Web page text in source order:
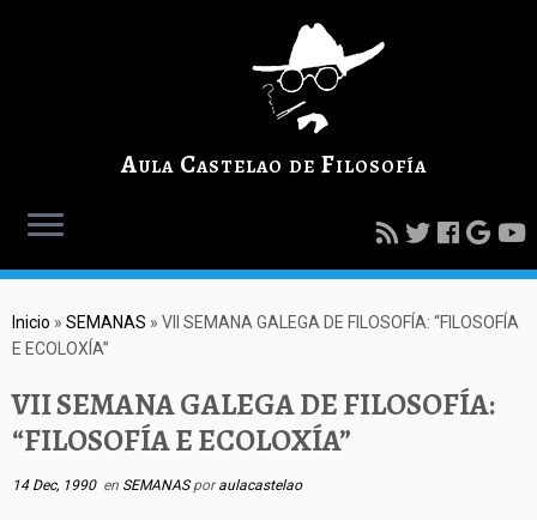
Aula Castelao de Filosofía
Inicio » SEMANAS » VII SEMANA GALEGA DE FILOSOFÍA: “FILOSOFÍA
E ECOLOXÍA”
VII SEMANA GALEGA DE FILOSOFÍA:
“FILOSOFÍA E ECOLOXÍA”
14 Dec, 1990en SEMANASporaulacastelao